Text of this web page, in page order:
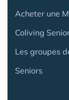
Acheter une
Coliving
Les groupes
Seniors